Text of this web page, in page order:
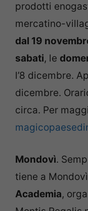
prodotti
mercatino-
dal 19
sabati, le
l’8 dicembre.
dicembre.
circa. Per
Mondovì.
tiene a
Academia,